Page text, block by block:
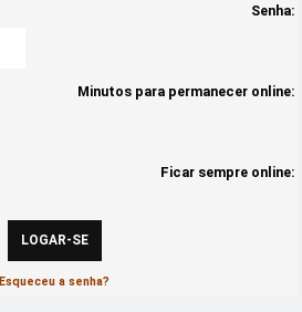
Senha:
Minutos para permanecer online:
Ficar sempre online:
Esqueceu a senha?